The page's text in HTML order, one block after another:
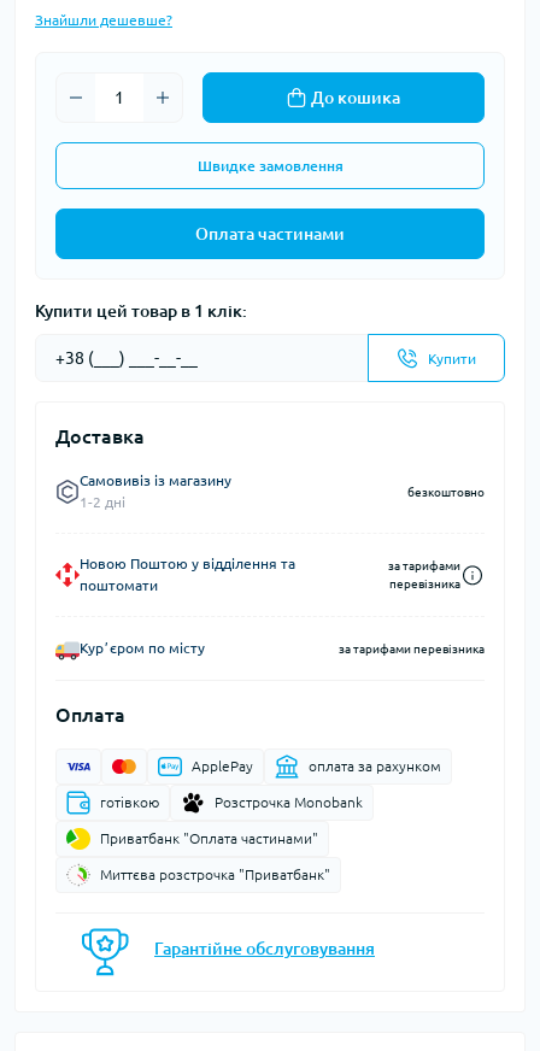
Знайшли дешевше?
До кошика
Швидке замовлення
Оплата частинами
Купити цей товар в 1 клік:
Купити
Доставка
Самовивіз із магазину
1-2 дні
безкоштовно
Новою Поштою у відділення та
поштомати
за тарифами
перевізника
Курʼєром по місту за тарифами перевізника
Оплата
ApplePay оплата за рахунком
готівкою Розстрочка Monobank
Приватбанк "Оплата частинами"
Миттєва розстрочка "Приватбанк"
Гарантійне обслуговування